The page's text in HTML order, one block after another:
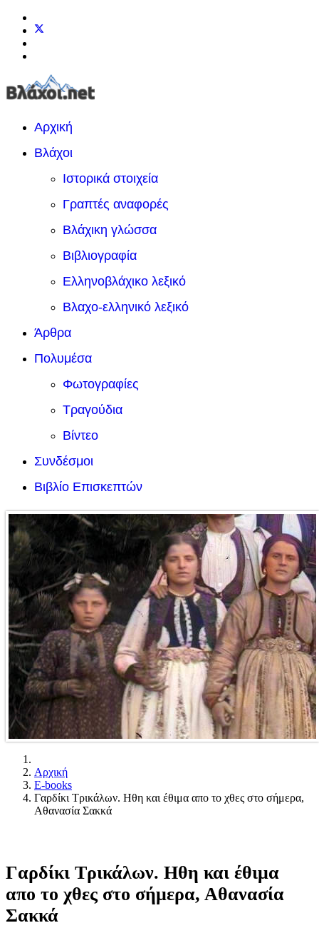
Αρχική
Βλάχοι
Ιστορικά στοιχεία
Γραπτές αναφορές
Βλάχικη γλώσσα
Βιβλιογραφία
Ελληνοβλάχικο λεξικό
Βλαχο-ελληνικό λεξικό
Άρθρα
Πολυμέσα
Φωτογραφίες
Τραγούδια
Βίντεο
Συνδέσμοι
Βιβλίο Επισκεπτών
Αρχική
E-books
Γαρδίκι Τρικάλων. Ηθη και έθιμα απο το χθες στο σήμερα,
Αθανασία Σακκά
Γαρδίκι Τρικάλων. Ηθη και έθιμα
απο το χθες στο σήμερα, Αθανασία
Σακκά